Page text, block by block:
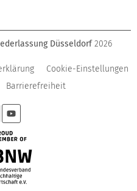
Düsseldorf 2026
Cookie-Einstellungen
Barrierefreiheit